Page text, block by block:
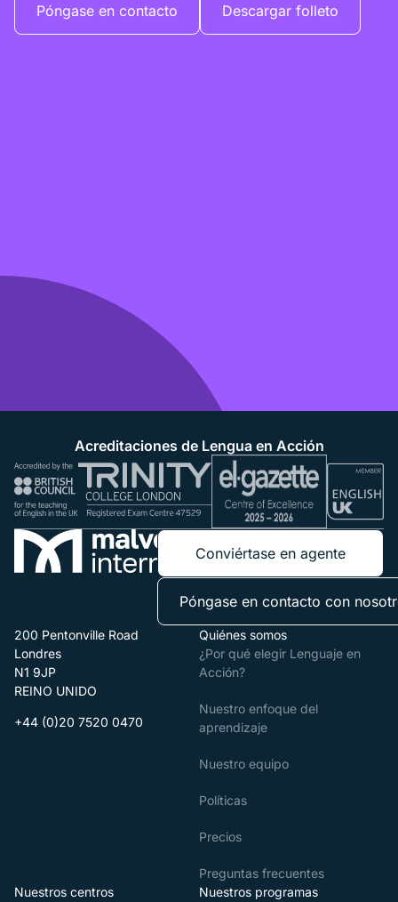
Póngase en contacto
Descargar folleto
Acreditaciones de Lengua en Acción
Conviértase en agente
Póngase en contacto con
200 Pentonville Road
Londres
N1 9JP
REINO UNIDO
+44 (0)20 7520 0470
Quiénes somos
¿Por qué elegir Lenguaje en
Acción?
Nuestro enfoque del
aprendizaje
Nuestro equipo
Políticas
Precios
Preguntas frecuentes
Nuestros centros
Nuestros programas